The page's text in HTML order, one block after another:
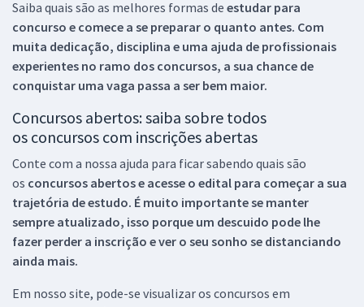
Saiba quais são as melhores formas de estudar para
concurso e comece a se preparar o quanto antes. Com
muita dedicação, disciplina e uma ajuda de profissionais
experientes no ramo dos concursos, a sua chance de
conquistar uma vaga passa a ser bem maior.
Concursos abertos: saiba sobre todos
os concursos com inscrições abertas
Conte com a nossa ajuda para ficar sabendo quais são
os concursos abertos e acesse o edital para começar a sua
trajetória de estudo. É muito importante se manter
sempre atualizado, isso porque um descuido pode lhe
fazer perder a inscrição e ver o seu sonho se distanciando
ainda mais.
Em nosso site, pode-se visualizar os concursos em